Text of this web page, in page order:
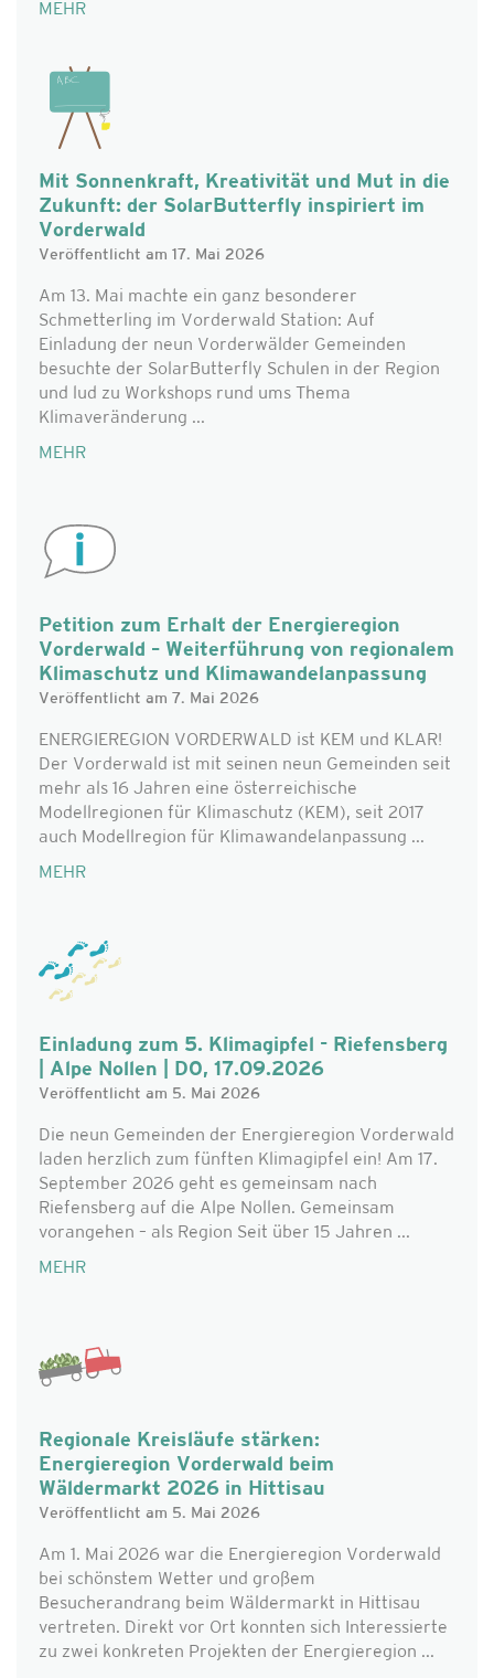
MEHR
Mit Sonnenkraft, Kreativität und Mut in die
Zukunft: der SolarButterfly inspiriert im
Vorderwald
Veröffentlicht am 17. Mai 2026
Am 13. Mai machte ein ganz besonderer
Schmetterling im Vorderwald Station: Auf
Einladung der neun Vorderwälder Gemeinden
besuchte der SolarButterfly Schulen in der Region
und lud zu Workshops rund ums Thema
Klimaveränderung ...
MEHR
Petition zum Erhalt der Energieregion
Vorderwald – Weiterführung von regionalem
Klimaschutz und Klimawandelanpassung
Veröffentlicht am 7. Mai 2026
ENERGIEREGION VORDERWALD ist KEM und KLAR!
Der Vorderwald ist mit seinen neun Gemeinden seit
mehr als 16 Jahren eine österreichische
Modellregionen für Klimaschutz (KEM), seit 2017
auch Modellregion für Klimawandelanpassung ...
MEHR
Einladung zum 5. Klimagipfel - Riefensberg
| Alpe Nollen | DO, 17.09.2026
Veröffentlicht am 5. Mai 2026
Die neun Gemeinden der Energieregion Vorderwald
laden herzlich zum fünften Klimagipfel ein! Am 17.
September 2026 geht es gemeinsam nach
Riefensberg auf die Alpe Nollen. Gemeinsam
vorangehen – als Region Seit über 15 Jahren ...
MEHR
Regionale Kreisläufe stärken:
Energieregion Vorderwald beim
Wäldermarkt 2026 in Hittisau
Veröffentlicht am 5. Mai 2026
Am 1. Mai 2026 war die Energieregion Vorderwald
bei schönstem Wetter und großem
Besucherandrang beim Wäldermarkt in Hittisau
vertreten. Direkt vor Ort konnten sich Interessierte
zu zwei konkreten Projekten der Energieregion ...